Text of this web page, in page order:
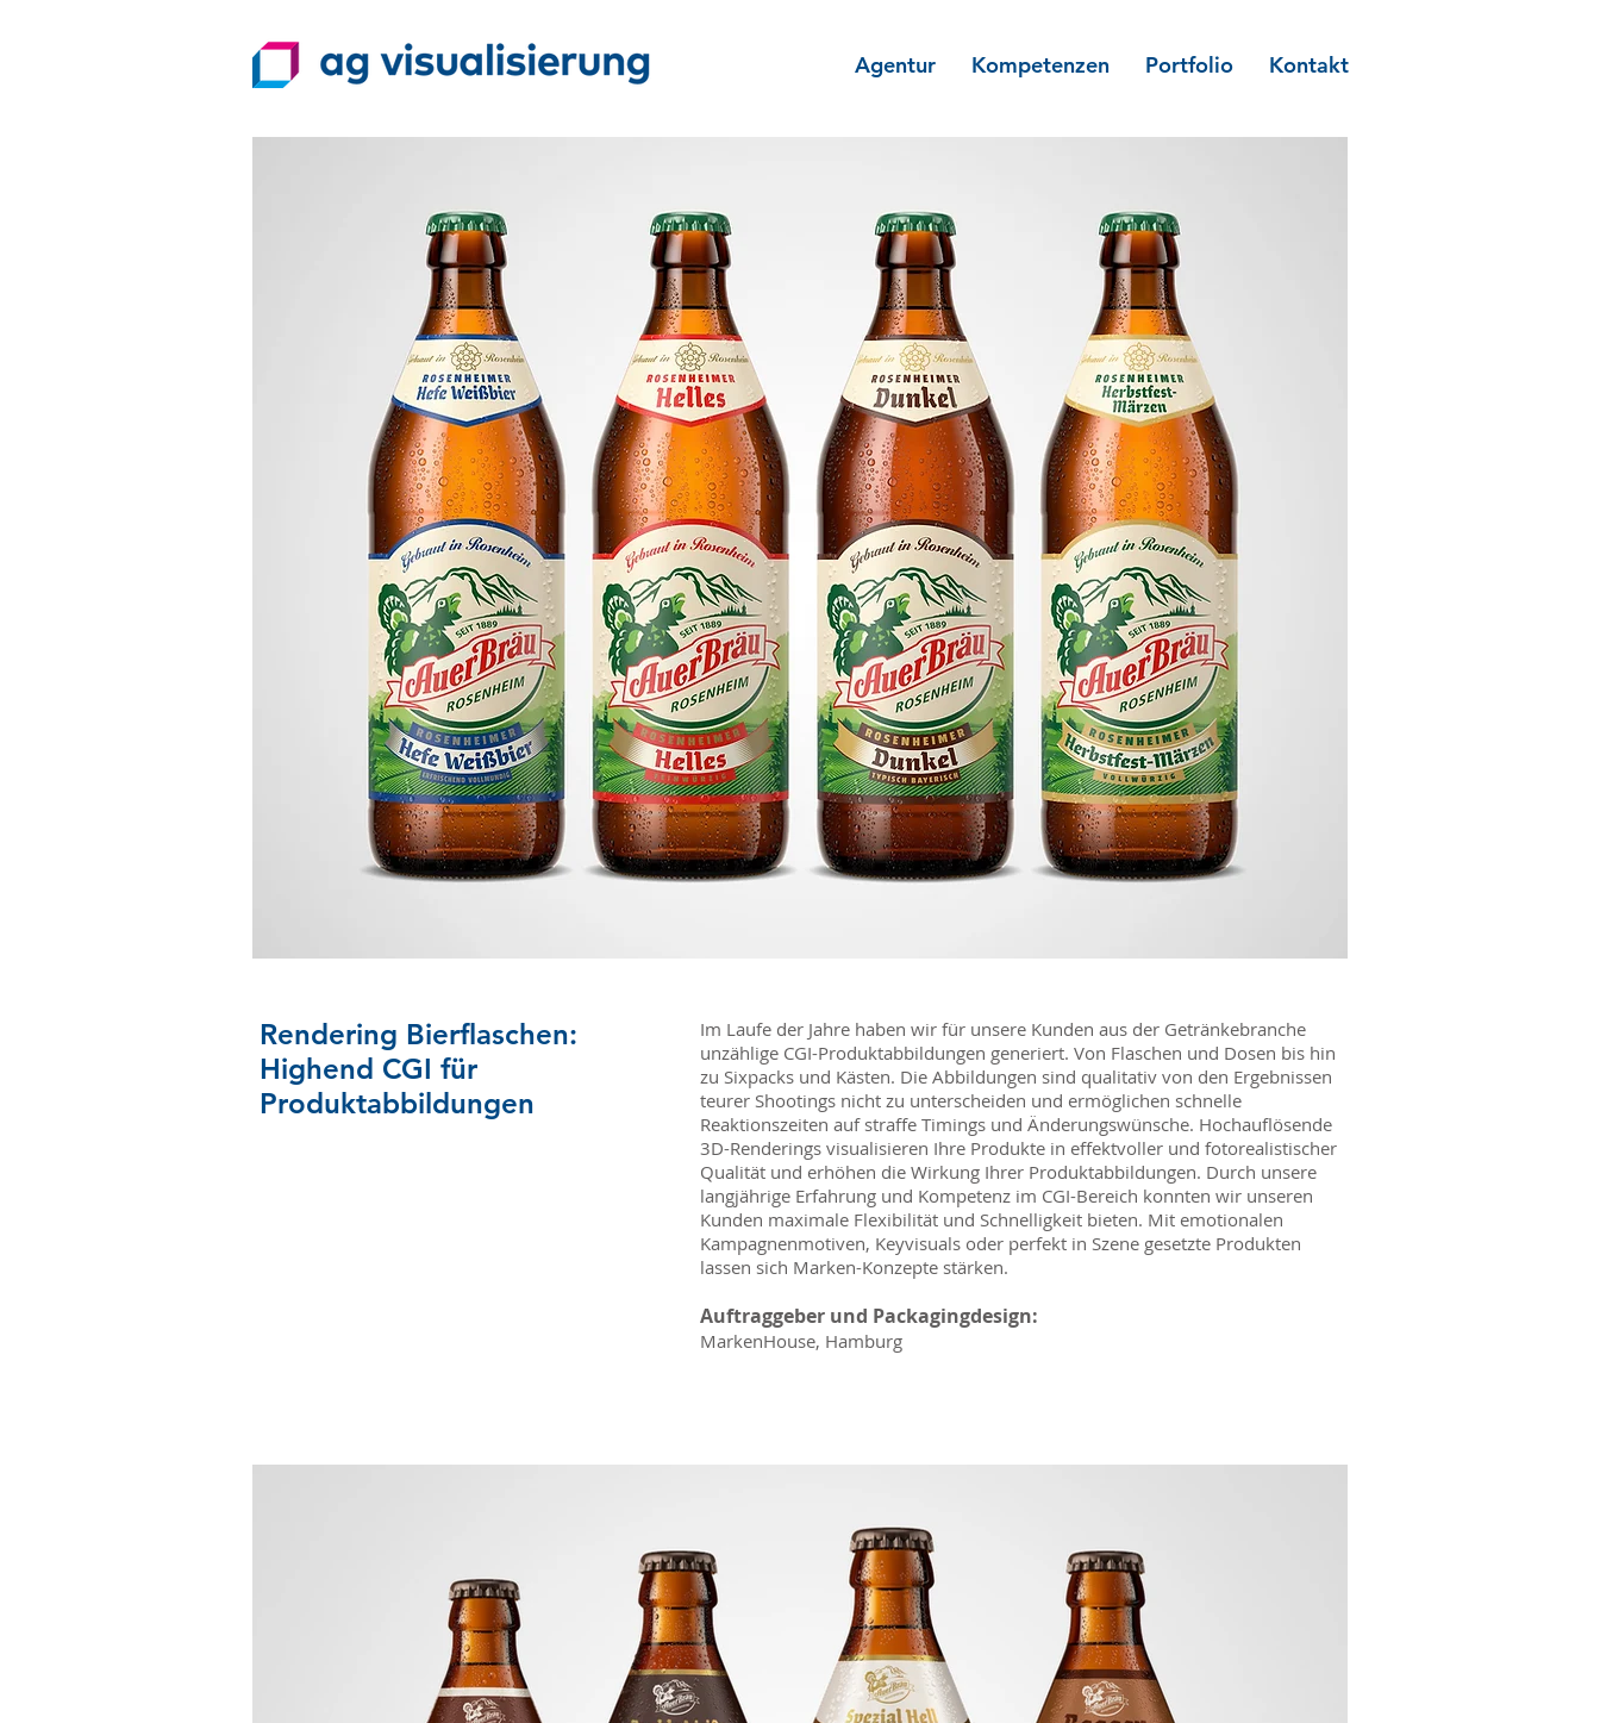
Agentur Kompetenzen Portfolio Kontakt
Rendering Bierflaschen:
Highend CGI für
Produktabbildungen
Im Laufe der Jahre haben wir für unsere Kunden aus der Getränkebranche
unzählige CGI-Produktabbildungen generiert. Von Flaschen und Dosen bis hin
zu Sixpacks und Kästen. Die Abbildungen sind qualitativ von den Ergebnissen
teurer Shootings nicht zu unterscheiden und ermöglichen schnelle
Reaktionszeiten auf straffe Timings und Änderungswünsche. Hochauflösende
3D-Renderings visualisieren Ihre Produkte in effektvoller und fotorealistischer
Qualität und erhöhen die Wirkung Ihrer Produktabbildungen. Durch unsere
langjährige Erfahrung und Kompetenz im CGI-Bereich konnten wir unseren
Kunden maximale Flexibilität und Schnelligkeit bieten. Mit emotionalen
Kampagnenmotiven, Keyvisuals oder perfekt in Szene gesetzte Produkten
lassen sich Marken-Konzepte stärken.
Auftraggeber und Packagingdesign:
MarkenHouse, Hamburg